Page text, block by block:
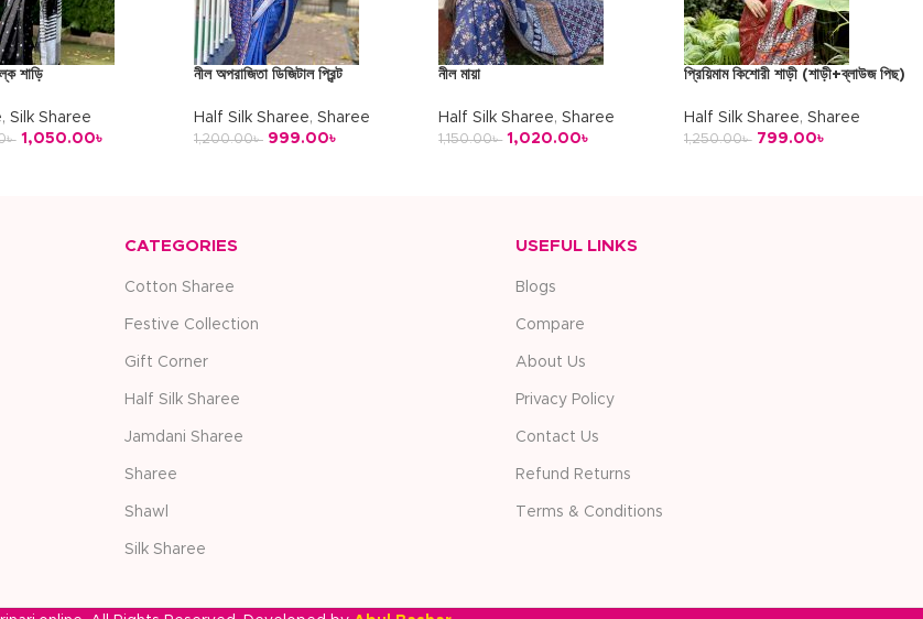
শাড়ি
, Silk Sharee
৳ 1,050.00৳
নীল অপরাজিতা ডিজিটাল প্রিন্ট
Half Silk Sharee, Sharee
1,200.00৳ 999.00৳
নীল মায়া
Half Silk Sharee,Sharee
1,150.00৳ 1,020.00৳
প্রিয়িমাম কিশোরী শাড়ী (শাড়ী+ব্লাউজ পিছ)
Half Silk Sharee, Sharee
1,250.00৳ 799.00৳
CATEGORIES
Cotton Sharee
Festive Collection
Gift Corner
Half Silk Sharee
Jamdani Sharee
Sharee
Shawl
Silk Sharee
USEFUL LINKS
Blogs
Compare
About Us
Privacy Policy
Contact Us
Refund Returns
Terms & Conditions